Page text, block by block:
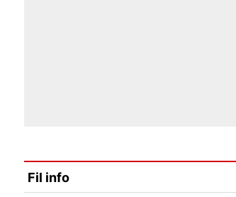
Fil info